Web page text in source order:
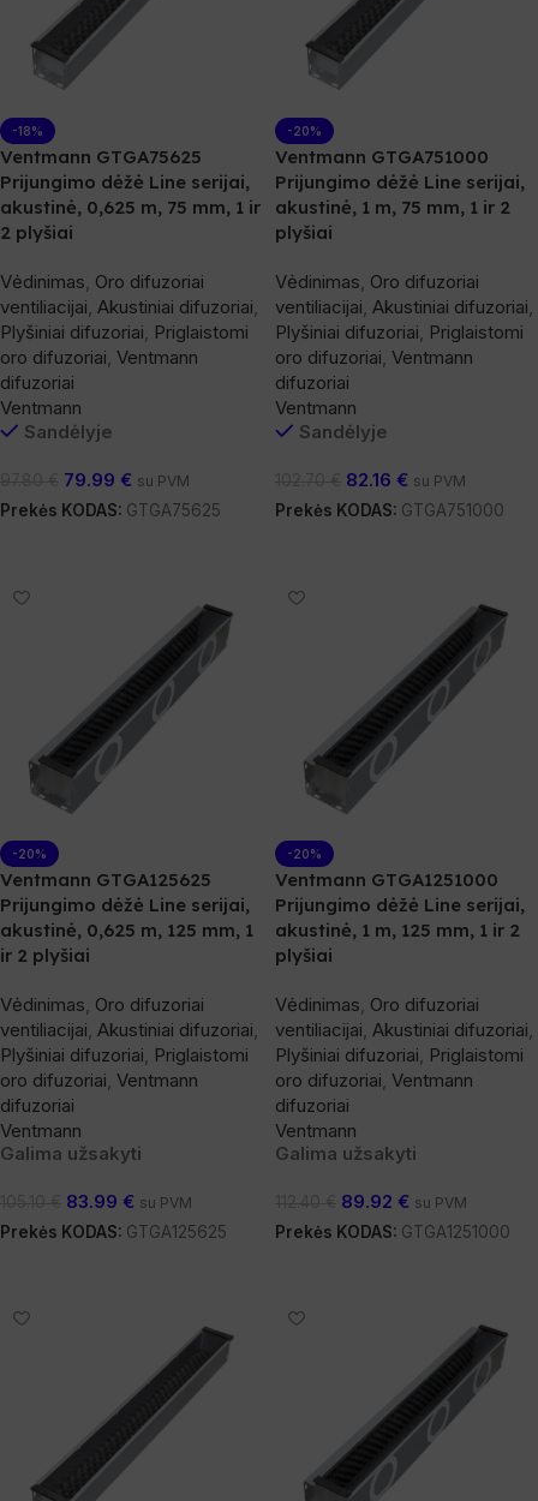
-18%
Ventmann GTGA75625
Prijungimo dėžė Line serijai,
akustinė, 0,625 m, 75 mm, 1 ir
2 plyšiai
Vėdinimas, Oro difuzoriai
ventiliacijai, Akustiniai difuzoriai,
Plyšiniai difuzoriai, Priglaistomi
oro difuzoriai, Ventmann
difuzoriai
Ventmann
Sandėlyje
79.99 € su PVM
Prekės KODAS: GTGA75625
-20%
Ventmann GTGA751000
Prijungimo dėžė Line serijai,
akustinė, 1 m, 75 mm, 1 ir 2
plyšiai
Vėdinimas, Oro difuzoriai
ventiliacijai, Akustiniai difuzoriai,
Plyšiniai difuzoriai, Priglaistomi
oro difuzoriai, Ventmann
difuzoriai
Ventmann
Sandėlyje
82.16 € su PVM
Prekės KODAS: GTGA751000
-20%
Ventmann GTGA125625
Prijungimo dėžė Line serijai,
akustinė, 0,625 m, 125 mm, 1
ir 2 plyšiai
Vėdinimas Oro difuzoriai
ventiliacijai Akustiniai difuzoriai
Plyšiniai difuzoriai Priglaistomi
oro difuzoriai Ventmann
difuzoriai
Ventmann
Galima užsakyti
83.99 € su PVM
Prekės KODAS: GTGA125625
-20%
Ventmann GTGA1251000
Prijungimo dėžė Line serijai,
akustinė, 1 m, 125 mm, 1 ir 2
plyšiai
Vėdinimas Oro difuzoriai
ventiliacijai Akustiniai difuzoriai
Plyšiniai difuzoriai Priglaistomi
oro difuzoriai Ventmann
difuzoriai
Ventmann
Galima užsakyti
89.92 € su PVM
Prekės KODAS: GTGA1251000